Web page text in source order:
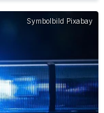
Symbolbild Pixabay